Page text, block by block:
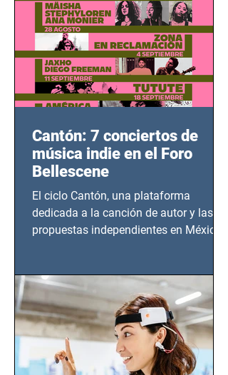
Cantón: 7 conciertos de
música indie en el Foro
Bellescene
El ciclo Cantón, una plataforma
dedicada a la canción de autor y las
propuestas independientes en México,
CDMX), todos los miércoles a partir del
14 de agosto al 25 de septiembre, a las
20:00 horas.